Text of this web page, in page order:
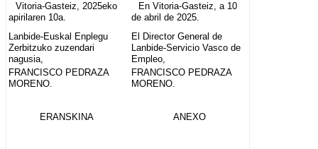
Vitoria-Gasteiz, 2025eko
apirilaren 10a.
En Vitoria-Gasteiz, a 10
de abril de 2025.
Lanbide-Euskal Enplegu
Zerbitzuko zuzendari
nagusia,
El Director General de
Lanbide-Servicio Vasco de
Empleo,
FRANCISCO PEDRAZA
MORENO.
FRANCISCO PEDRAZA
MORENO.
ERANSKINA ANEXO